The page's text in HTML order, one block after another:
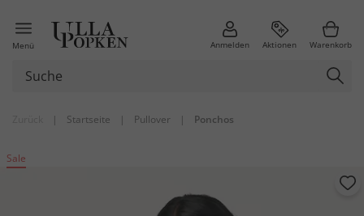
Menü Anmelden Aktionen Warenkorb
| Startseite | Pullover | Ponchos
Sale